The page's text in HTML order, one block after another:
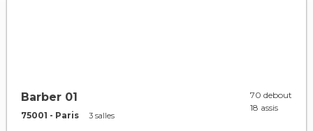
Barber 01
75001 - Paris 3 salles
70 debout
18 assis